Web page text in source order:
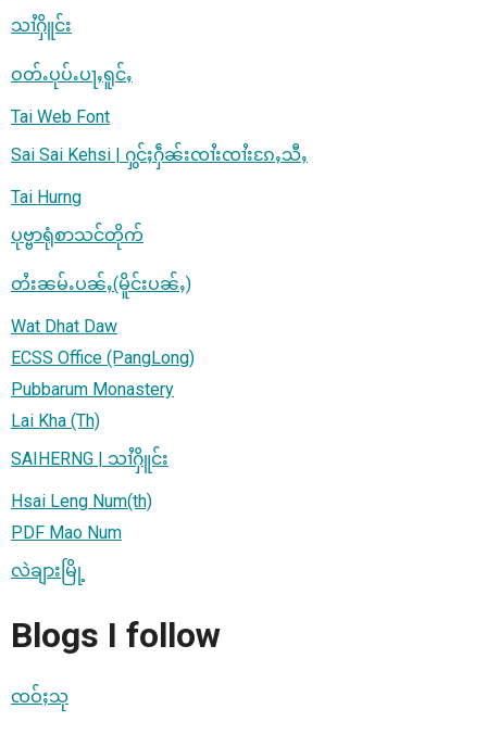
သၢႆႁိူင်း
ဝတ်ႉပုပ်ႉပႃႇရူင်ႇ
Tai Web Font
Sai Sai Kehsi | ႁွင်ႈႁဵၼ်းၸၢႆးၸၢႆးၵႄႇသီႇ
Tai Hurng
ပုဗ္ဗာရုံစာသင်တိုက်
တႆးၼမ်ႉပၼ်ႇ(မိူင်းပၼ်ႇ)
Wat Dhat Daw
ECSS Office (PangLong)
Pubbarum Monastery
Lai Kha (Th)
SAIHERNG | သၢႆႁိူင်း
Hsai Leng Num(th)
PDF Mao Num
လဲချားမြို့
Blogs I follow
ၸဝ်ႈသု